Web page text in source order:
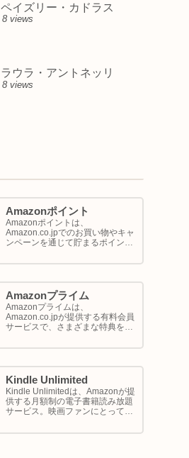
ペイズリー・カドラス
8 views
ラウラ・アントネッリ
8 views
Amazonポイント
Amazonポイントは、
Amazon.co.jpでのお買い物やキャ
ンペーンを通じて貯まるポイント
当として、商品の購入代金に利用
Amazon ポイントの使い方と貯め
方を解説します。
Amazonプライム
Amazonプライムは、
Amazon.co.jpが提供する有料会員
サービスで、さまざまな特典を享
スは、配送の利便性向上からエン
限定割引までをカバーし、日常の
ショッピングや生活をサポートし
ます。
Kindle Unlimited
Kindle Unlimitedは、Amazonが提
供する月額制の電子書籍読み放題
サービス。映画ファンにとって
ビスではありませんが、映画の世